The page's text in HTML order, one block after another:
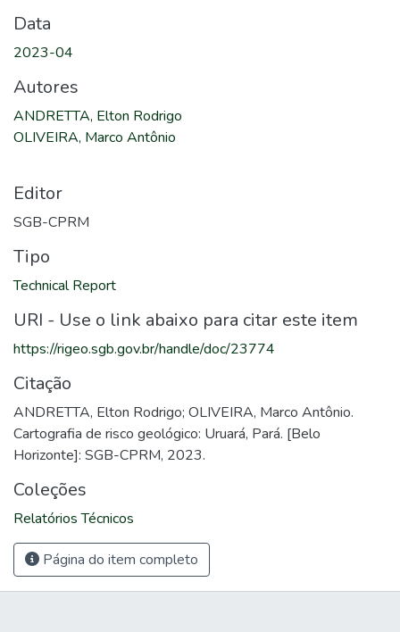
Data
2023-04
Autores
ANDRETTA, Elton Rodrigo
OLIVEIRA, Marco Antônio
Editor
SGB-CPRM
Tipo
Technical Report
URI - Use o link abaixo para citar este item
https://rigeo.sgb.gov.br/handle/doc/23774
Citação
ANDRETTA, Elton Rodrigo; OLIVEIRA, Marco Antônio.
Cartografia de risco geológico: Uruará, Pará. [Belo
Horizonte]: SGB-CPRM, 2023.
Coleções
Relatórios Técnicos
Página do item completo